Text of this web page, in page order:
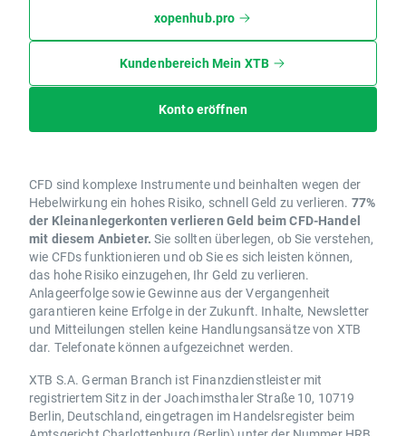
xopenhub.pro
Kundenbereich Mein XTB
Konto eröffnen
CFD sind komplexe Instrumente und beinhalten wegen der
Hebelwirkung ein hohes Risiko, schnell Geld zu verlieren. 77%
der Kleinanlegerkonten verlieren Geld beim CFD-Handel
mit diesem Anbieter. Sie sollten überlegen, ob Sie verstehen,
wie CFDs funktionieren und ob Sie es sich leisten können,
das hohe Risiko einzugehen, Ihr Geld zu verlieren.
Anlageerfolge sowie Gewinne aus der Vergangenheit
garantieren keine Erfolge in der Zukunft. Inhalte, Newsletter
und Mitteilungen stellen keine Handlungsansätze von XTB
dar. Telefonate können aufgezeichnet werden.
XTB S.A. German Branch ist Finanzdienstleister mit
registriertem Sitz in der Joachimsthaler Straße 10, 10719
Berlin, Deutschland, eingetragen im Handelsregister beim